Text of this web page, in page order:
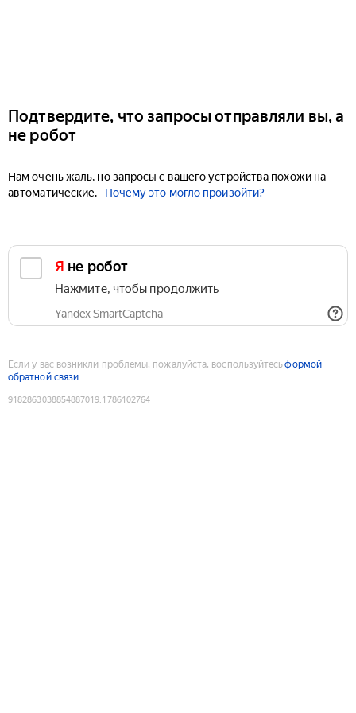
Подтвердите, что запросы отправляли вы, а
не робот
Нам очень жаль, но запросы с вашего устройства похожи на
автоматические.
Почему это могло произойти?
Я не робот
Нажмите, чтобы продолжить
Yandex SmartCaptcha
Если у вас возникли проблемы, пожалуйста, воспользуйтесьформой
обратной связи
9182863038854887019:1786102764